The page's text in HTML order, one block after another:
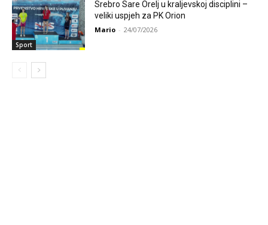
Sport
Srebro Sare Orelj u kraljevskoj disciplini –
veliki uspjeh za PK Orion
Mario - 24/07/2026